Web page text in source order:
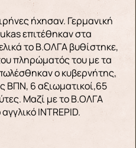
ήχησαν. Γερμανική
επιτέθηκαν στα
το Β.ΟΛΓΑ βυθίστηκε,
πληρώματός του με τα
ο κυβερνήτης,
ΒΠΝ, 6 αξιωματικοί,65
Μαζί με το Β.ΟΛΓΑ
INTREPID.